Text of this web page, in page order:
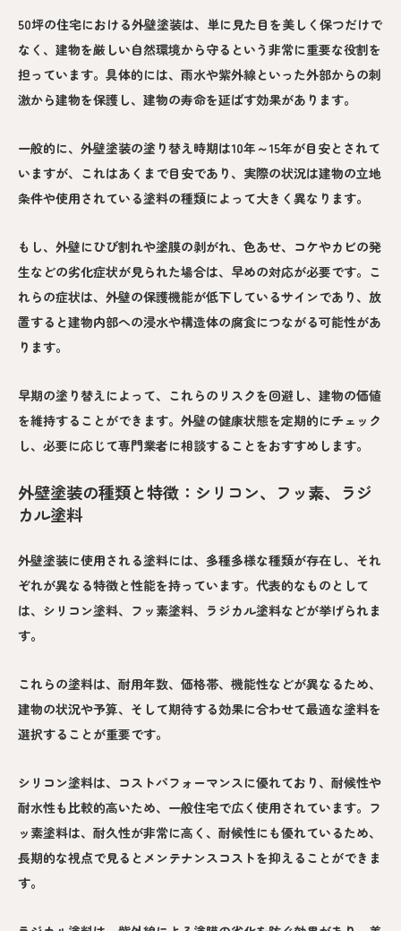
50坪の住宅における外壁塗装は、単に見た目を美しく保つだけで
なく、建物を厳しい自然環境から守るという非常に重要な役割を
担っています。具体的には、雨水や紫外線といった外部からの刺
激から建物を保護し、建物の寿命を延ばす効果があります。
一般的に、外壁塗装の塗り替え時期は10年～15年が目安とされて
いますが、これはあくまで目安であり、実際の状況は建物の立地
条件や使用されている塗料の種類によって大きく異なります。
もし、外壁にひび割れや塗膜の剥がれ、色あせ、コケやカビの発
生などの劣化症状が見られた場合は、早めの対応が必要です。こ
れらの症状は、外壁の保護機能が低下しているサインであり、放
置すると建物内部への浸水や構造体の腐食につながる可能性があ
ります。
早期の塗り替えによって、これらのリスクを回避し、建物の価値
を維持することができます。外壁の健康状態を定期的にチェック
し、必要に応じて専門業者に相談することをおすすめします。
外壁塗装の種類と特徴：シリコン、フッ素、ラジ
カル塗料
外壁塗装に使用される塗料には、多種多様な種類が存在し、それ
ぞれが異なる特徴と性能を持っています。代表的なものとして
は、シリコン塗料、フッ素塗料、ラジカル塗料などが挙げられま
す。
これらの塗料は、耐用年数、価格帯、機能性などが異なるため、
建物の状況や予算、そして期待する効果に合わせて最適な塗料を
選択することが重要です。
シリコン塗料は、コストパフォーマンスに優れており、耐候性や
耐水性も比較的高いため、一般住宅で広く使用されています。フ
ッ素塗料は、耐久性が非常に高く、耐候性にも優れているため、
長期的な視点で見るとメンテナンスコストを抑えることができま
す。